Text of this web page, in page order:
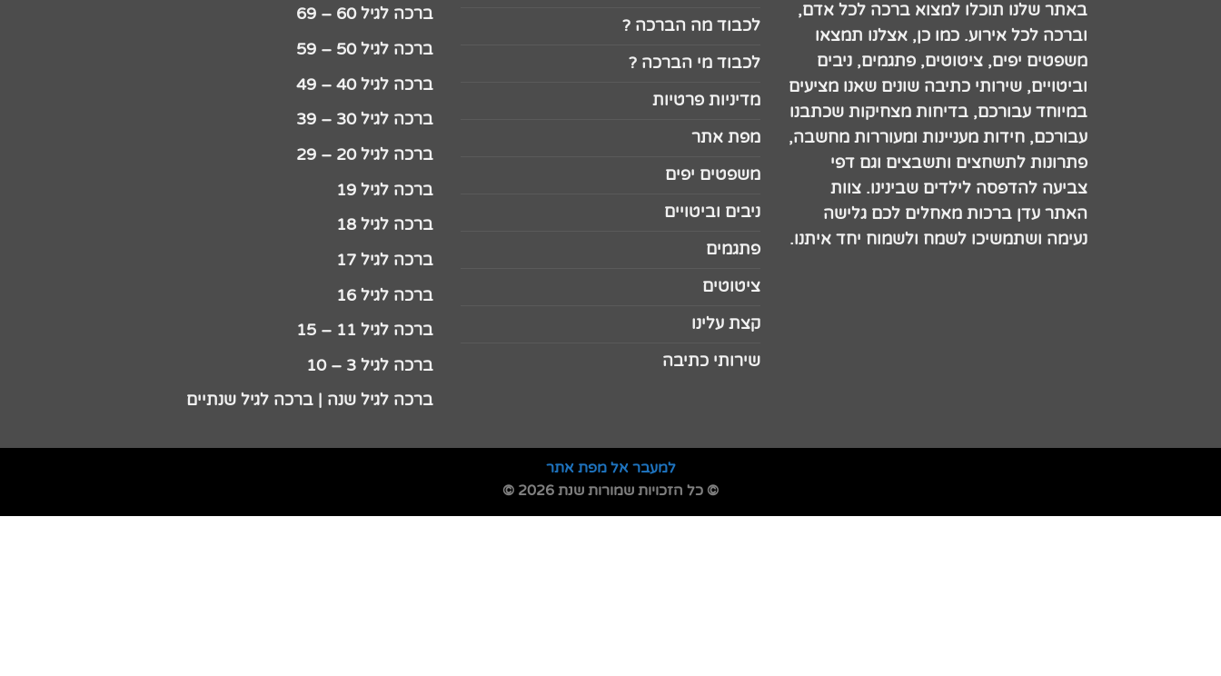
באתר שלנו תוכלו למצוא ברכה לכל אדם,
וברכה לכל אירוע. כמו כן, אצלנו תמצאו
משפטים יפים, ציטוטים, פתגמים, ניבים
וביטויים, שירותי כתיבה שונים שאנו מציעים
במיוחד עבורכם, בדיחות מצחיקות שכתבנו
עבורכם, חידות מעניינות ומעוררות מחשבה,
פתרונות לתשחצים ותשבצים וגם דפי
צביעה להדפסה לילדים שבינינו. צוות
האתר עדן ברכות מאחלים לכם גלישה
נעימה ושתמשיכו לשמח ולשמוח יחד איתנו.
לכבוד מה הברכה ?
לכבוד מי הברכה ?
מדיניות פרטיות
מפת אתר
משפטים יפים
ניבים וביטויים
פתגמים
ציטוטים
קצת עלינו
שירותי כתיבה
ברכה לגיל 60 – 69
ברכה לגיל 50 – 59
ברכה לגיל 40 – 49
ברכה לגיל 30 – 39
ברכה לגיל 20 – 29
ברכה לגיל 19
ברכה לגיל 18
ברכה לגיל 17
ברכה לגיל 16
ברכה לגיל 11 – 15
ברכה לגיל 3 – 10
ברכה לגיל שנה | ברכה לגיל שנתיים
למעבר אל מפת אתר
© כל הזכויות שמורות שנת 2026 ©